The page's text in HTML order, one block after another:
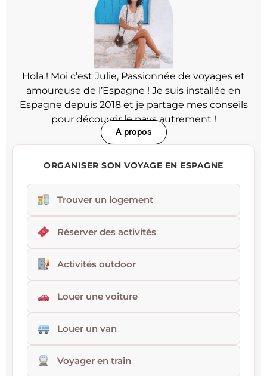
Hola ! Moi c’est Julie, Passionnée de voyages et
amoureuse de l’Espagne ! Je suis installée en
Espagne depuis 2018 et je partage mes conseils
pour découvrir le pays autrement !
A propos
ORGANISER SON VOYAGE EN ESPAGNE
Trouver un logement
Réserver des activités
Activités outdoor
Louer une voiture
Louer un van
Voyager en train